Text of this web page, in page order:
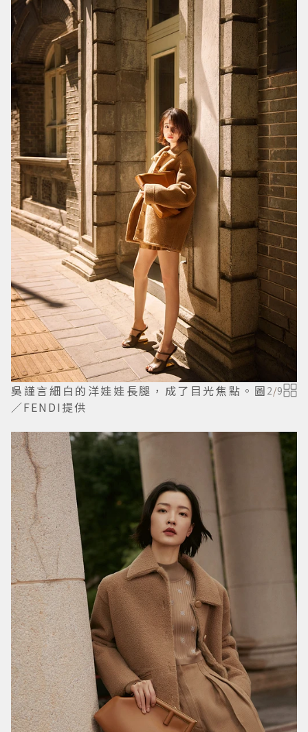
吳謹言細白的洋娃娃長腿，成了目光焦點。圖
／FENDI提供
2/9